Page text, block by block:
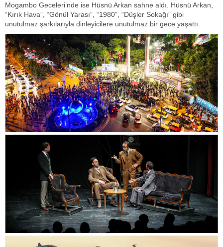
Mogambo Geceleri’nde ise Hüsnü Arkan sahne aldı. Hüsnü Arkan,
“Kırık Hava”, “Gönül Yarası”, “1980”, “Düşler Sokağı” gibi
unutulmaz şarkılarıyla dinleyicilere unutulmaz bir gece yaşattı.